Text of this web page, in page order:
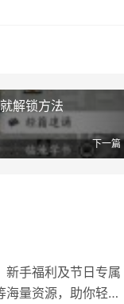
解锁方法
下一篇
新手福利及节日专属
量资源，助你轻松